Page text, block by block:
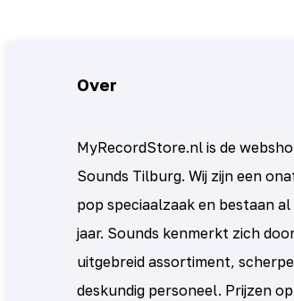
Over
MyRecordStore.nl is de
Sounds Tilburg. Wij zijn een
pop speciaalzaak en bestaan al
jaar. Sounds kenmerkt zich
uitgebreid assortiment,
deskundig personeel. Prijzen